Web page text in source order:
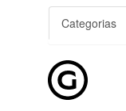
Categorias